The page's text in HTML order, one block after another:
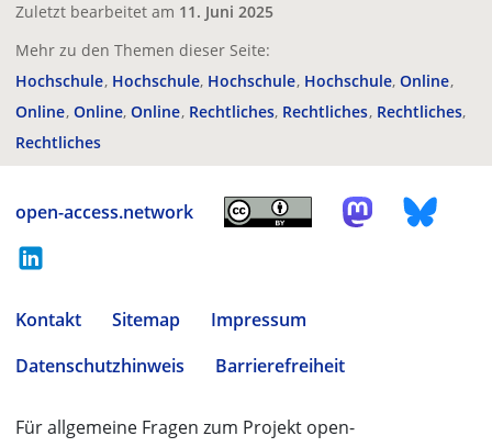
Zuletzt bearbeitet am 11. Juni 2025
Mehr zu den Themen dieser Seite:
Hochschule Hochschule Hochschule Hochschule Online
Online Online Online Rechtliches Rechtliches Rechtliches
Rechtliches
open-access.network
Kontakt Sitemap
Impressum
Datenschutzhinweis
Barrierefreiheit
Für allgemeine Fragen zum Projekt open-